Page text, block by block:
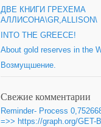
ДВЕ КНИГИ ГРЕХЕМА
АЛЛИСОНА\GR,ALLISON\
INTO THE GREECE!
About gold reserves in the
Возмущшение.
Свежие комментарии
Reminder- Process
=>> https://graph.org/GET-